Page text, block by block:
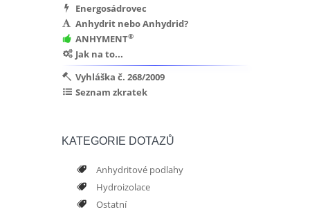
Energosádrovec
Anhydrit nebo Anhydrid?
ANHYMENT®
Jak na to...
Vyhláška č. 268/2009
Seznam zkratek
KATEGORIE DOTAZŮ
Anhydritové podlahy
Hydroizolace
Ostatní